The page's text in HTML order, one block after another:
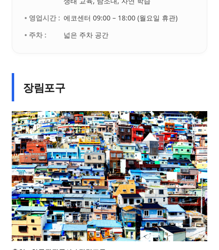
• 영업시간 : 에코센터 09:00 – 18:00 (월요일 휴관)
• 주차 :
넓은 주차 공간
장림포구